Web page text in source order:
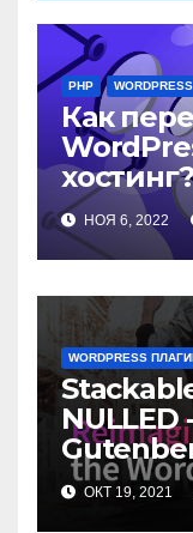
PHP
Как
хостинг?
НОЯ 6, 2022
WORDPRESS
ОКТ 19, 2021